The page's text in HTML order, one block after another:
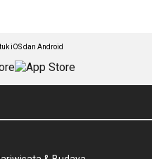
iOS dan Android